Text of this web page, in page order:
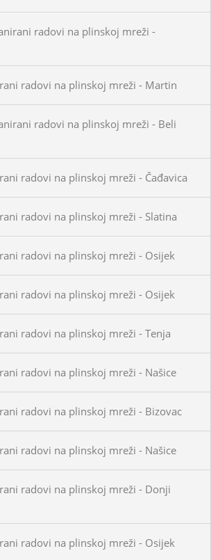
radovi na plinskoj mreži -
radovi na plinskoj mreži - Martin
radovi na plinskoj mreži - Beli
radovi na plinskoj mreži - Čađavica
radovi na plinskoj mreži - Slatina
radovi na plinskoj mreži - Osijek
radovi na plinskoj mreži - Osijek
radovi na plinskoj mreži - Tenja
radovi na plinskoj mreži - Našice
radovi na plinskoj mreži - Bizovac
radovi na plinskoj mreži - Našice
radovi na plinskoj mreži - Donji
radovi na plinskoj mreži - Osijek